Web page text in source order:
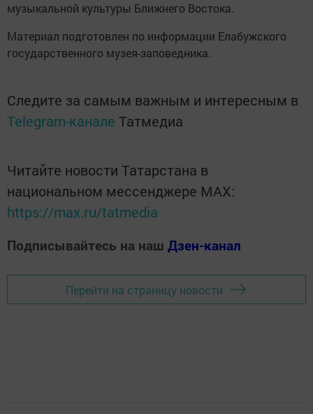
музыкальной культуры Ближнего Востока.
Материал подготовлен по информации Елабужского
государственного музея-заповедника.
Следите за самым важным и интересным в
Telegram-канале Татмедиа
Читайте новости Татарстана в
национальном мессенджере MАХ:
https://max.ru/tatmedia
Подписывайтесь на наш Дзен-канал
Перейти на страницу новости